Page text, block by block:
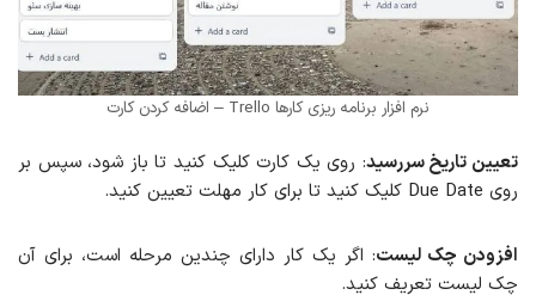
نرم افزار برنامه ریزی کارها Trello – اضافه کردن کارت
تعیین تاریخ سررسید: روی یک کارت کلیک کنید تا باز شود، سپس بر
روی Due Date کلیک کنید تا برای کار مهلت تعیین کنید.
افزودن چک لیست: اگر یک کار دارای چندین مرحله است، برای آن
چک لیست تعریف کنید.